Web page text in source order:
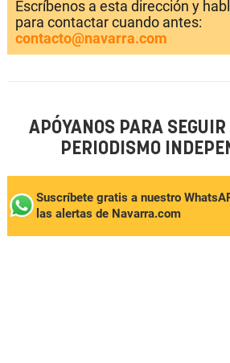
Escríbenos a esta dirección y
para contactar cuando antes:
contacto@navarra.com
APÓYANOS PARA
PERIODISMO
Suscríbete gratis a nuestro
las alertas de Navarra.com